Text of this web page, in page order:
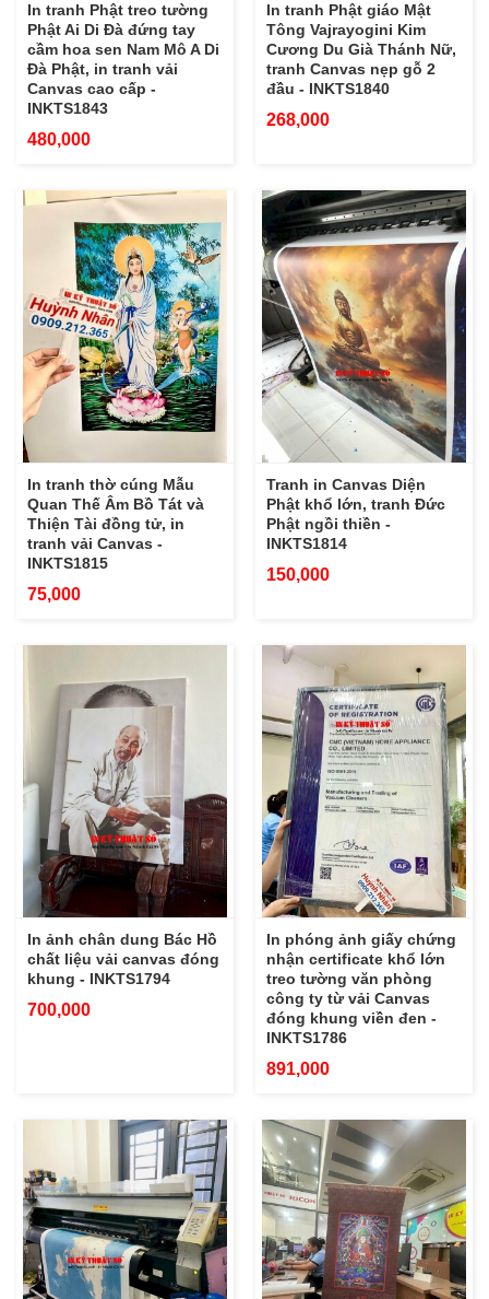
In tranh Phật treo tường
Phật Ai Di Đà đứng tay
cầm hoa sen Nam Mô A Di
Đà Phật, in tranh vải
Canvas cao cấp -
INKTS1843
480,000
In tranh Phật giáo Mật
Tông Vajrayogini Kim
Cương Du Già Thánh Nữ,
tranh Canvas nẹp gỗ 2
đầu - INKTS1840
268,000
In tranh thờ cúng Mẫu
Quan Thế Âm Bồ Tát và
Thiện Tài đồng tử, in
tranh vải Canvas -
INKTS1815
75,000
Tranh in Canvas Diện
Phật khổ lớn, tranh Đức
Phật ngồi thiền -
INKTS1814
150,000
In ảnh chân dung Bác Hồ
chất liệu vải canvas đóng
khung - INKTS1794
700,000
In phóng ảnh giấy chứng
nhận certificate khổ lớn
treo tường văn phòng
công ty từ vải Canvas
đóng khung viền đen -
INKTS1786
891,000